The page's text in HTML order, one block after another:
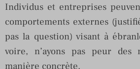
Individus et entreprises
comportements externes
pas la question) visant à
voire, n’ayons pas peur
manière concrète.